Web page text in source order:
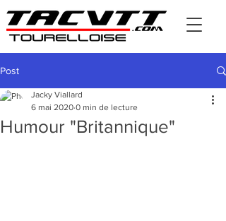
Post
Humour "Britannique"
Jacky Viallard
6 mai 2020 0 min de lecture